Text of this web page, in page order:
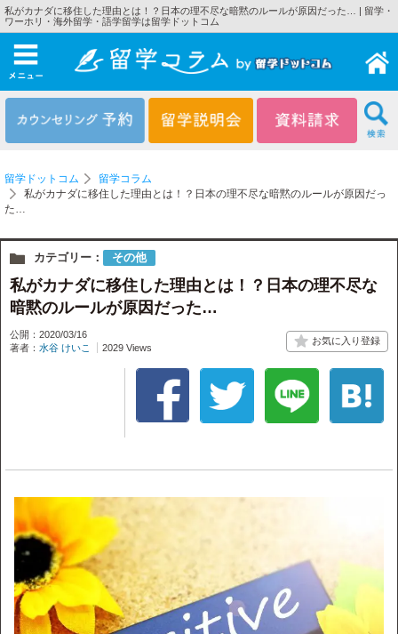
私がカナダに移住した理由とは！？日本の理不尽な暗黙のルールが原因だった… | 留学・
ワーホリ・海外留学・語学留学は留学ドットコム
メニュー
留学ドットコム
留学コラム
私がカナダに移住した理由とは！？日本の理不尽な暗黙のルールが原因だっ
た…
カテゴリー： その他
私がカナダに移住した理由とは！？日本の理不尽な
暗黙のルールが原因だった…
公開：2020/03/16
著者： 水谷 けいこ 2029 Views